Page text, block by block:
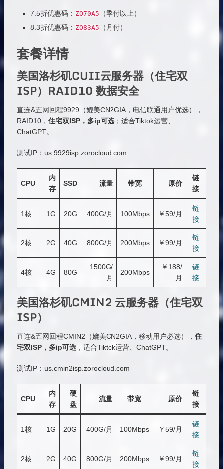
7.5折优惠码： ZO70A5 （季付以上）
8.3折优惠码： ZO83A5 （月付）
套餐详情
美国洛杉矶CUII云服务器（住宅双
ISP）RAID10 数据安全
直连&五网回程9929（媲美CN2GIA，电信联通用户优选），
RAID10， 住宅双ISP，多ip可选；适合Tiktok运营、
ChatGPT。
测试IP：us.9929isp.zorocloud.com
CPU
内
存
SSD 流量 带宽 原价
链
接
1核 1G 20G 400G/月 100Mbps ￥59/月
链
接
2核 2G 40G 800G/月 200Mbps ￥99/月
链
接
4核 4G 80G
1500G/
月
200Mbps
￥188/
月
链
接
美国洛杉矶CMIN2 云服务器（住宅双
ISP）
直连&五网回程CMIN2（媲美CN2GIA，移动用户必选）， 住
宅双ISP，多ip可选，适合Tiktok运营、ChatGPT。
测试IP：us.cmin2isp.zorocloud.com
CPU
内
存
硬
盘
流量 带宽 原价
链
接
1核 1G 20G 400G/月 100Mbps ￥59/月
链
接
2核 2G 40G 800G/月 200Mbps ￥99/月
链
接